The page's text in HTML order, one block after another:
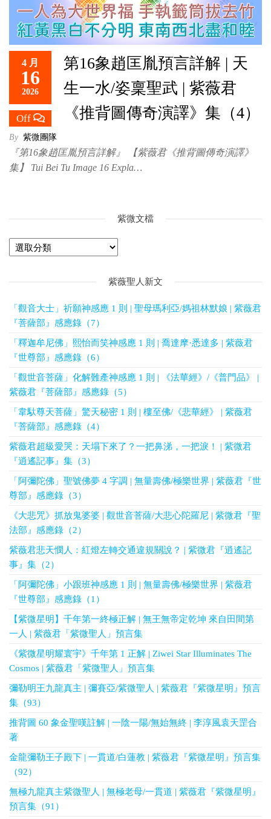
4 月
16
2026
Off
第16象趙匡胤預言詳解 | 天
生一水/姿稟聖武 | 紫薇君
《推背圖傳奇演譯》集（4）
By 紫微團隊
『第16象趙匡胤預言詳解』 【紫薇君《推背圖傳奇演譯》
集】 Tui Bei Tu Image 16 Expla…
紫微文檔
紫薇聖人新文
「觀音大士」祈願神感應 1 則 | 聖母瑪利亞/媽祖林默娘 | 紫薇君
『菩薩部』感應錄（7）
「釋迦牟尼佛」熙怡而笑神感應 1 則 | 喬達摩·悉達多 | 紫薇君
『世尊部』感應錄（6）
「觀世音菩薩」化解難產神感應 1 則 | 《法華經》/《普門品》 |
紫薇君『菩薩部』感應錄（5）
「韋馱尊天菩薩」驚天秘密 1 則 | 樓至佛/《悲華經》 | 紫薇君
『菩薩部』感應錄（4）
紫薇君超級愛哭：天塌下來了？一把鼻涕，一把淚！ | 紫微君
『逍遙記事』集（3）
「阿彌陀佛」聖號佛夢 4 字調 | 無量壽佛/極樂世界 | 紫薇君『世
尊部』感應錄（3）
《大悲咒》抓放鬼婆婆 | 觀世音菩薩/大悲心陀羅尼 | 紫微君『聖
法部』感應錄（2）
紫薇君悲天憫人：紅燈左轉交通違規關說？ | 紫微君『逍遙記
事』集（2）
「阿彌陀佛」小跟班神感應 1 則 | 無量壽佛/極樂世界 | 紫薇君
『世尊部』感應錄（1）
【紫微星明】千年第一終極正解 | 無王無帝定乾坤 來自田間第
一人 | 紫薇君「紫微聖人」預言集
《紫微星明耀寰宇》千年第 1 正解 | Ziwei Star Illuminates The
Cosmos | 紫薇君「紫微聖人」預言集
彌勒明王九龍真主 | 彌賽亞/紫微聖人 | 紫薇君『紫微星明』預言
集（93）
推背圖 60 象金聖嘆註解 | 一陰一陽/無始無終 | 李淳風袁天罡合
著
金龍彌勒王子殿下 | 一貫道/白蓮教 | 紫薇君『紫微星明』預言集
（92）
無極九龍真主紫微聖人 | 無極老母/一貫道 | 紫薇君『紫微星明』
預言集（91）